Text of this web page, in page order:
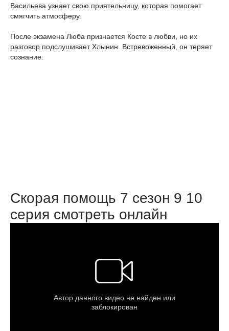
Васильева узнает свою приятельницу, которая помогает
смягчить атмосферу.
После экзамена Люба признается Косте в любви, но их
разговор подслушивает Хлынин. Встревоженный, он теряет
сознание.
Скорая помощь 7 сезон 9 10
серия смотреть онлайн